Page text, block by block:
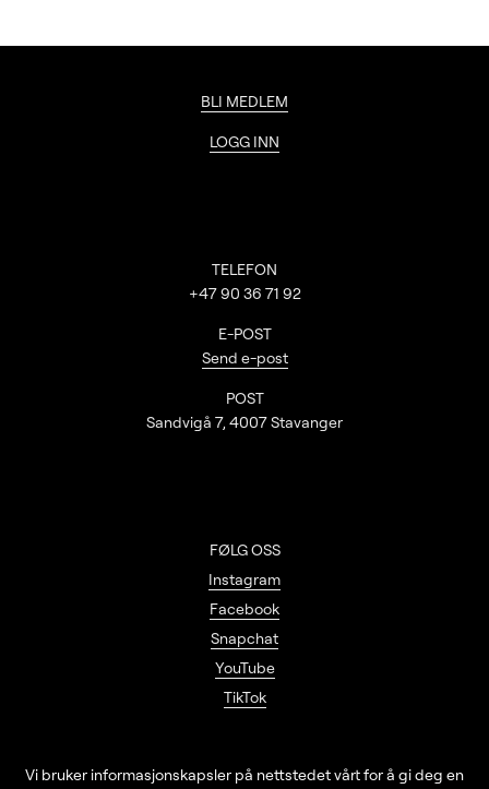
BLI MEDLEM
LOGG INN
TELEFON
+47 90 36 71 92
E-POST
Send e-post
POST
Sandvigå 7, 4007 Stavanger
FØLG OSS
Instagram
Facebook
Snapchat
YouTube
TikTok
Vi bruker informasjonskapsler på nettstedet vårt for å gi deg en